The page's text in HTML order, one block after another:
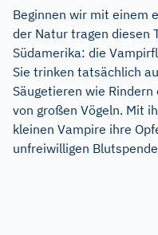
Beginnen wir mit einem
der Natur tragen diesen
Südamerika: die
Sie trinken tatsächlich
Säugetieren wie
von großen Vögeln. Mit
kleinen Vampire ihre
unfreiwilligen